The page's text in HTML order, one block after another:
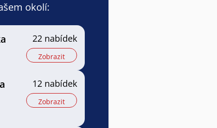
okolí:
22 nabídek
Zobrazit
12 nabídek
Zobrazit